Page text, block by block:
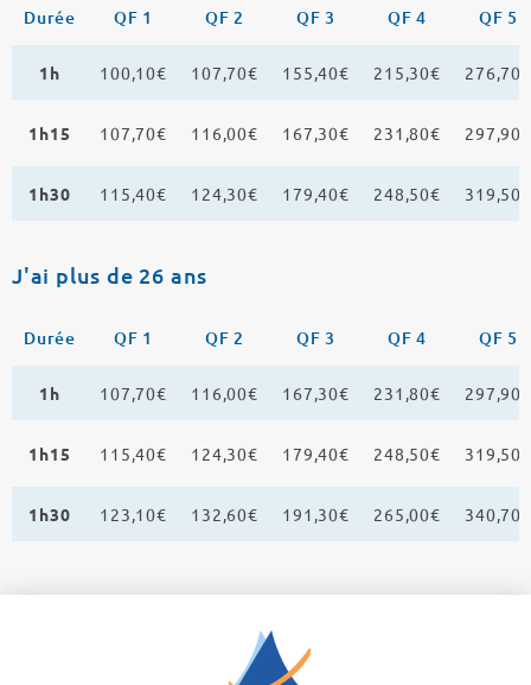
Durée QF 1 QF 2 QF 3 QF 4 QF 5
1h 100,10€ 107,70€ 155,40€ 215,30€ 276,70€
1h15 107,70€ 116,00€ 167,30€ 231,80€ 297,90€
1h30 115,40€ 124,30€ 179,40€ 248,50€ 319,50€
J'ai plus de 26 ans
Durée QF 1 QF 2 QF 3 QF 4 QF 5
1h 107,70€ 116,00€ 167,30€ 231,80€ 297,90€
1h15 115,40€ 124,30€ 179,40€ 248,50€ 319,50€
1h30 123,10€ 132,60€ 191,30€ 265,00€ 340,70€